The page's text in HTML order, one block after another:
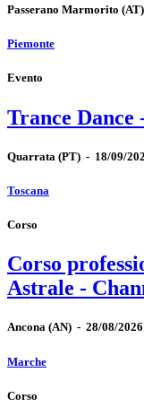
Passerano Marmorito (AT)
Piemonte
Evento
Trance
Quarrata (PT) - 18/09/
Toscana
Corso
Corso
Astrale -
Ancona (AN) - 28/08/2026
Marche
Corso